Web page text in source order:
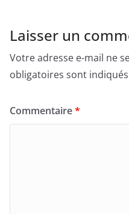
Laisser un
Votre adresse e-mail ne
obligatoires sont indiqués
Commentaire*